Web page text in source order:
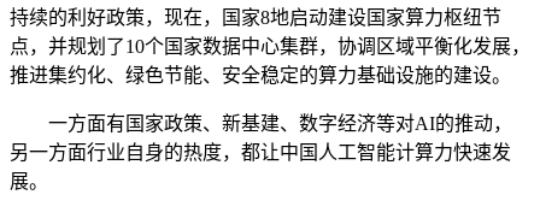
持续的利好政策，现在，国家8地启动建设国家算力枢纽节
点，并规划了10个国家数据中心集群，协调区域平衡化发展，
推进集约化、绿色节能、安全稳定的算力基础设施的建设。
一方面有国家政策、新基建、数字经济等对AI的推动，
另一方面行业自身的热度，都让中国人工智能计算力快速发
展。